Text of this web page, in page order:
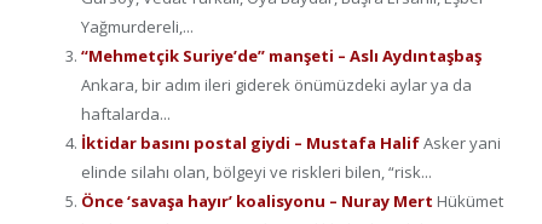
Yağmurdereli,...
“Mehmetçik Suriye’de” manşeti – Aslı Aydıntaşbaş
Ankara, bir adım ileri giderek önümüzdeki aylar ya da
haftalarda...
İktidar basını postal giydi – Mustafa HalifAsker yani
elinde silahı olan, bölgeyi ve riskleri bilen, “risk...
Önce ‘savaşa hayır’ koalisyonu – Nuray Mert Hükümet